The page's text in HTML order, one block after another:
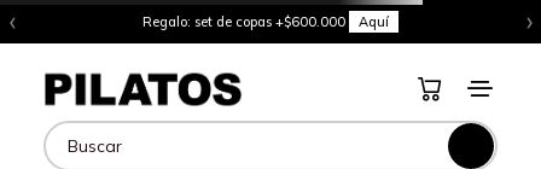
‹ Regalo: set de copas +$600.000 Aquí ›
Buscar